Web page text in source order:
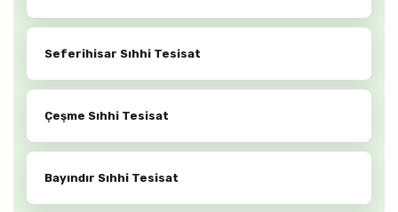
Seferihisar Sıhhi Tesisat
Çeşme Sıhhi Tesisat
Bayındır Sıhhi Tesisat